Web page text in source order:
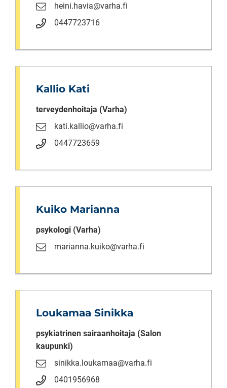
heini.havia@varha.fi
0447723716
Kallio Kati
terveydenhoitaja (Varha)
kati.kallio@varha.fi
0447723659
Kuiko Marianna
psykologi (Varha)
marianna.kuiko@varha.fi
Loukamaa Sinikka
psykiatrinen sairaanhoitaja (Salon
kaupunki)
sinikka.loukamaa@varha.fi
0401956968